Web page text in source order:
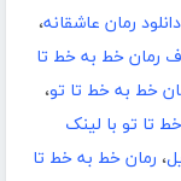
دانلود رمان عاشقانه،
رمان خط به خط تا
خط به خط تا تو،
تا تو با لینک
، رمان خط به خط تا